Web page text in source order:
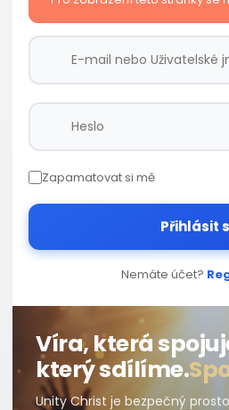
Zapamatovat si mě
Přihlásit
Nemáte účet?
Víra, která
který sdílíme.
Unity Christ je bezpečný